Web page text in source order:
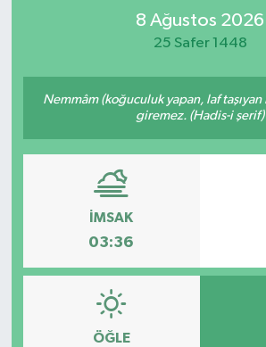
8 Ağustos 2026
25 Safer 1448
Nemmâm (koğuculuk yapan, laf
giremez. (Hadis-i şerif)
İMSAK
03:36
ÖĞLE